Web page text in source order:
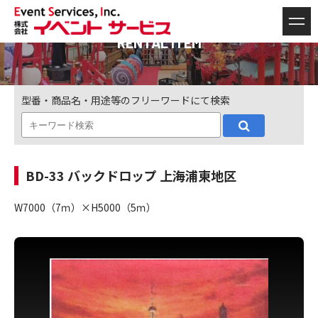
RENTAL ITEM
型番・商品名・用途等のフリーワードにて検索
BD-33 バックドロップ 上海浦東地区
W7000（7ｍ）×H5000（5ｍ）